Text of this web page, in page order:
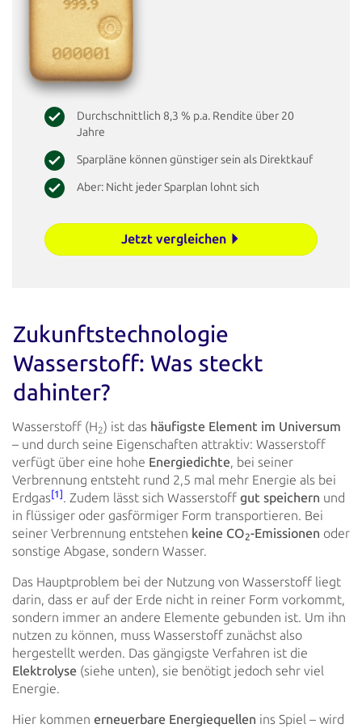
Durchschnittlich 8,3 % p.a. Rendite über 20
Jahre
Sparpläne können günstiger sein als Direktkauf
Aber: Nicht jeder Sparplan lohnt sich
Jetzt vergleichen
Zukunftstechnologie
Wasserstoff: Was steckt
dahinter?
Wasserstoff (H2) ist das häufigste Element im Universum
– und durch seine Eigenschaften attraktiv: Wasserstoff
verfügt über eine hohe Energiedichte, bei seiner
Verbrennung entsteht rund 2,5 mal mehr Energie als bei
Erdgas[1]. Zudem lässt sich Wasserstoff gut speichern und
in flüssiger oder gasförmiger Form transportieren. Bei
seiner Verbrennung entstehen keine CO2-Emissionen oder
sonstige Abgase, sondern Wasser.
Das Hauptproblem bei der Nutzung von Wasserstoff liegt
darin, dass er auf der Erde nicht in reiner Form vorkommt,
sondern immer an andere Elemente gebunden ist. Um ihn
nutzen zu können, muss Wasserstoff zunächst also
hergestellt werden. Das gängigste Verfahren ist die
Elektrolyse (siehe unten), sie benötigt jedoch sehr viel
Energie.
Hier kommen erneuerbare Energiequellen ins Spiel – wird